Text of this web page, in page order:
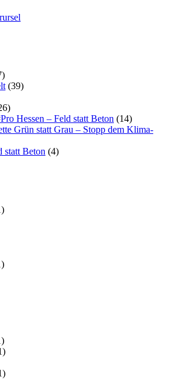
(39)
Hessen – Feld statt Beton (14)
Grün statt Grau – Stopp dem Klima-
statt Beton (4)